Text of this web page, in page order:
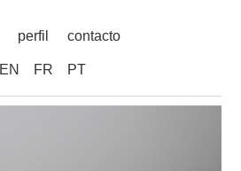
perfil contacto
EN FR PT